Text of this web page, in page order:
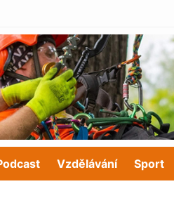
Vzdělávání Sport